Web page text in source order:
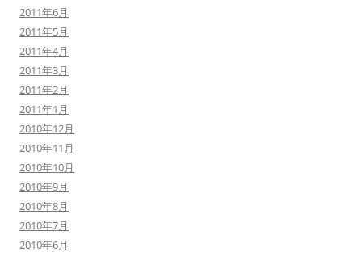
2011年6月
2011年5月
2011年4月
2011年3月
2011年2月
2011年1月
2010年12月
2010年11月
2010年10月
2010年9月
2010年8月
2010年7月
2010年6月